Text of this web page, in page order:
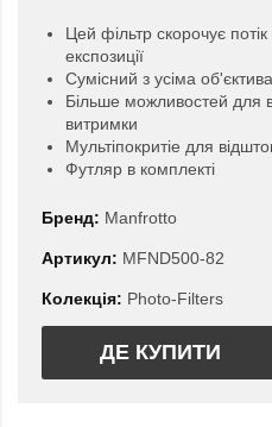
Цей фільтр скорочує потік
експозиції
Сумісний з усіма
Більше можливостей для
витримки
Мультіпокритіе для
Футляр в комплекті
Бренд: Manfrotto
Артикул: MFND500-82
Колекція: Photo-Filters
ДЕ КУПИТИ